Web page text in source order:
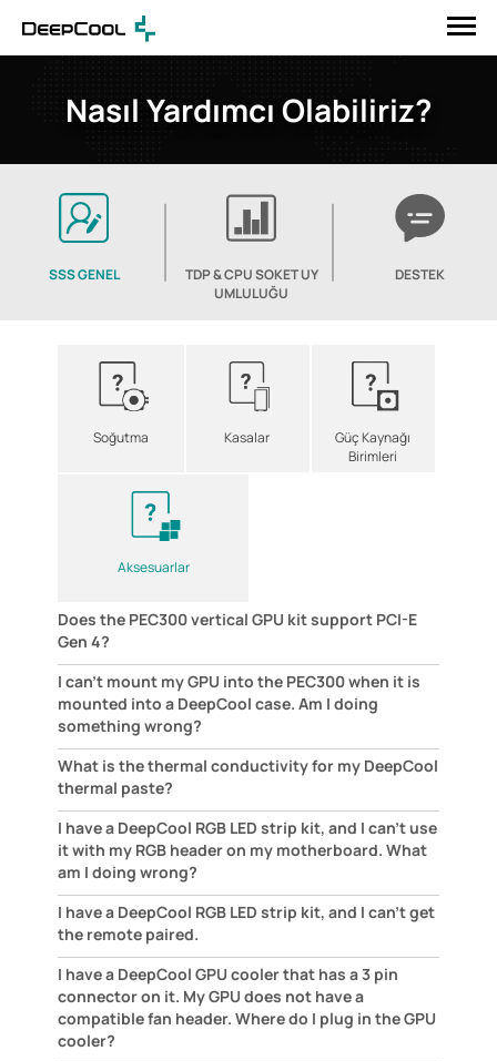
Nasıl Yardımcı Olabiliriz?
SSS GENEL
TDP & CPU SOKET UY
UMLULUĞU
DESTEK
Soğutma Kasalar
Güç Kaynağı
Birimleri
Aksesuarlar
Does the PEC300 vertical GPU kit support PCI-E
Gen 4?
I can't mount my GPU into the PEC300 when it is
mounted into a DeepCool case. Am I doing
something wrong?
What is the thermal conductivity for my DeepCool
thermal paste?
I have a DeepCool RGB LED strip kit, and I can't use
it with my RGB header on my motherboard. What
am I doing wrong?
I have a DeepCool RGB LED strip kit, and I can't get
the remote paired.
I have a DeepCool GPU cooler that has a 3 pin
connector on it. My GPU does not have a
compatible fan header. Where do I plug in the GPU
cooler?